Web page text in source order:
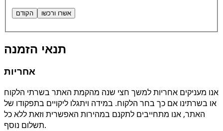
תנאי הזמנה
אחריות
אנו מעניקים אחריות למשך חצי שנה מהקמת האתר בשרתי הלקוח
או בשרתינו אם כך בחר הלקוח. במידה ויתגלו ליקויים בתפקודו של
האתר, אנו מתחייבים לתקנם במהירות האפשרית וזאת ללא כל
תשלום נוסף.